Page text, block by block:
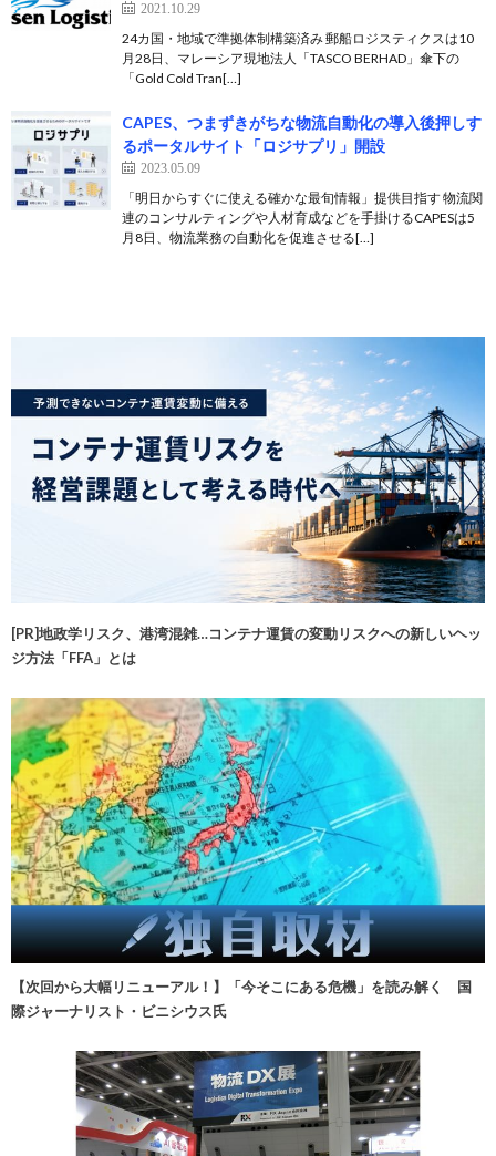
2021.10.29
24カ国・地域で準拠体制構築済み 郵船ロジスティクスは10
月28日、マレーシア現地法人「TASCO BERHAD」傘下の
「Gold Cold Tran[…]
CAPES、つまずきがちな物流自動化の導入後押しす
るポータルサイト「ロジサプリ」開設
2023.05.09
「明日からすぐに使える確かな最旬情報」提供目指す 物流関
連のコンサルティングや人材育成などを手掛けるCAPESは5
月8日、物流業務の自動化を促進させる[…]
[PR]地政学リスク、港湾混雑…コンテナ運賃の変動リスクへの新しいヘッ
ジ方法「FFA」とは
【次回から大幅リニューアル！】「今そこにある危機」を読み解く 国
際ジャーナリスト・ビニシウス氏